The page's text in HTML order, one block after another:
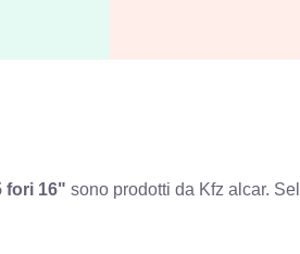
fori 16" sono prodotti da Kfz alcar.